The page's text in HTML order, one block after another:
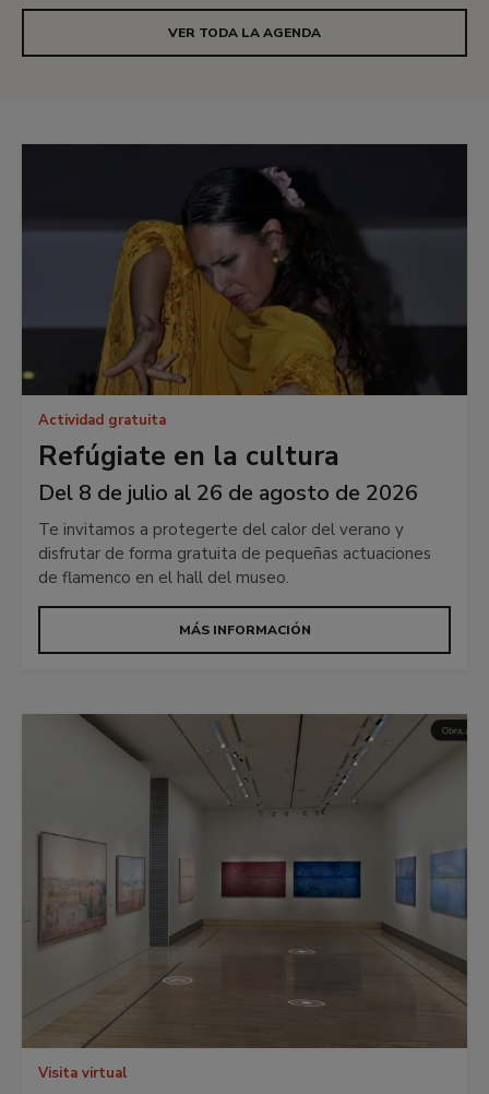
VER TODA LA AGENDA
Actividad gratuita
Refúgiate en la cultura
Del 8 de julio al 26 de agosto de 2026
Te invitamos a protegerte del calor del verano y
disfrutar de forma gratuita de pequeñas actuaciones
de flamenco en el hall del museo.
MÁS INFORMACIÓN
Visita virtual